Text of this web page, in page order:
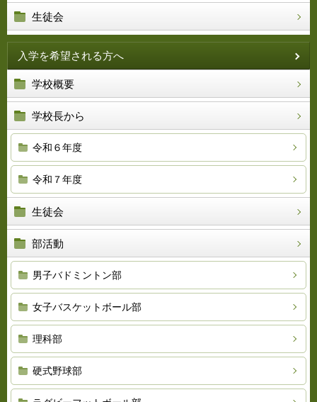
生徒会
入学を希望される方へ
学校概要
学校長から
令和６年度
令和７年度
生徒会
部活動
男子バドミントン部
女子バスケットボール部
理科部
硬式野球部